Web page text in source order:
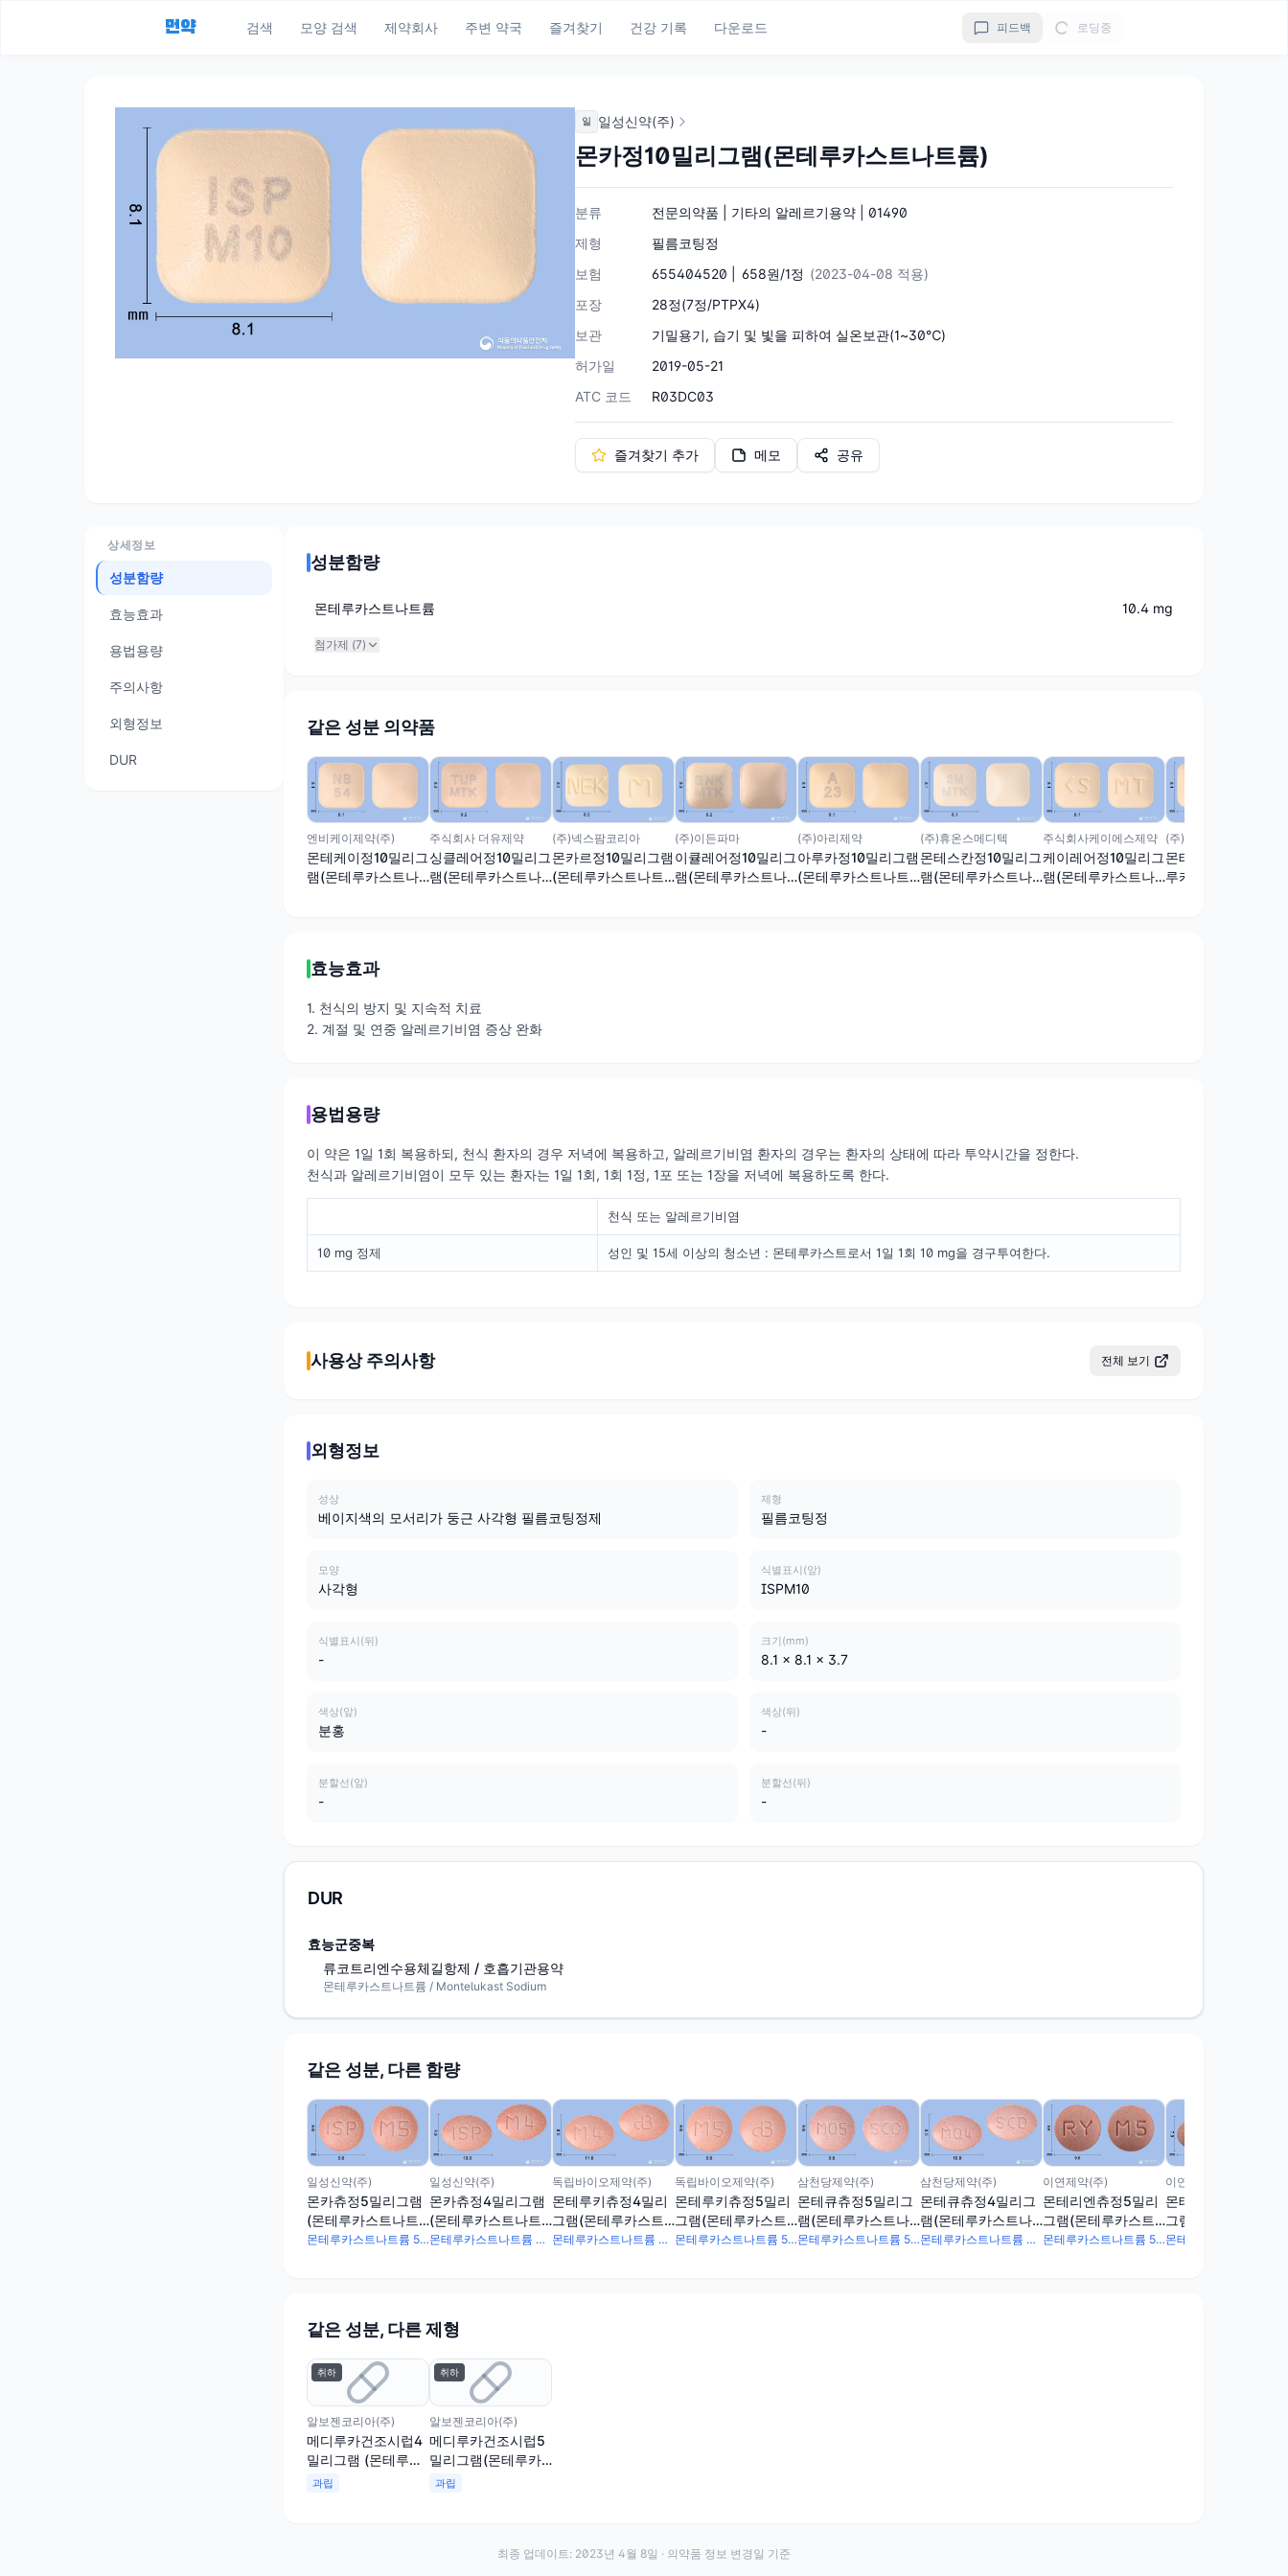
먼약 검색 모양 검색 제약회사 주변 약국 즐겨찾기 건강 기록 다운로드 피드백 로딩중
일 일성신약(주)
몬카정10밀리그램(몬테루카스트나트륨)
분류
전문의약품 | 기타의 알레르기용약 | 01490
제형
필름코팅정
보험
655404520 | 658원/1정 (2023-04-08 적용)
포장
28정(7정/PTPX4)
보관
기밀용기, 습기 및 빛을 피하여 실온보관(1~30℃)
허가일
2019-05-21
ATC 코드
R03DC03
즐겨찾기 추가 메모 공유
상세정보
성분함량
효능효과
용법용량
주의사항
외형정보
DUR
성분함량
몬테루카스트나트륨 10.4 mg
첨가제 (7)
같은 성분 의약품
엔비케이제약(주)
몬테케이정10밀리그
램(몬테루카스트나
주식회사 더유제약
싱클레어정10밀리그
램(몬테루카스트나
(주)넥스팜코리아
몬카르정10밀리그램
(몬테루카스트나트
(주)이든파마
이큘레어정10밀리그
램(몬테루카스트나
(주)아리제약
아루카정10밀리그램
(몬테루카스트나트
(주)휴온스메디텍
몬테스칸정10밀리그
램(몬테루카스트나
주식회사케이에스제약
케이레어정10밀리그
램(몬테루카스트나
(주)마더스제약
몬테엠정10mg(몬테
루카스트나트륨)
효능효과
1. 천식의 방지 및 지속적 치료
2. 계절 및 연중 알레르기비염 증상 완화
용법용량
이 약은 1일 1회 복용하되, 천식 환자의 경우 저녁에 복용하고, 알레르기비염 환자의 경우는 환자의 상태에 따라 투약시간을 정한다.
천식과 알레르기비염이 모두 있는 환자는 1일 1회, 1회 1정, 1포 또는 1장을 저녁에 복용하도록 한다.
천식 또는 알레르기비염
10 mg 정제 성인 및 15세 이상의 청소년 : 몬테루카스트로서 1일 1회 10 mg을 경구투여한다.
사용상 주의사항 전체 보기
외형정보
성상
베이지색의 모서리가 둥근 사각형 필름코팅정제
제형
필름코팅정
모양
사각형
식별표시(앞)
ISPM10
식별표시(뒤)
-
크기(mm)
8.1 x 8.1 x 3.7
색상(앞)
분홍
색상(뒤)
-
분할선(앞)
-
분할선(뒤)
-
DUR
효능군중복
류코트리엔수용체길항제 / 호흡기관용약
몬테루카스트나트륨 / Montelukast Sodium
같은 성분, 다른 함량
일성신약(주)
몬카츄정5밀리그램
(몬테루카스트나트
륨)
몬테루카스트나트륨 5.2mg
일성신약(주)
몬카츄정4밀리그램
(몬테루카스트나트
륨)
몬테루카스트나트륨 4.16mg
독립바이오제약(주)
몬테루키츄정4밀리
그램(몬테루카스트
나트륨)
몬테루카스트나트륨 4.16mg
독립바이오제약(주)
몬테루키츄정5밀리
그램(몬테루카스트
나트륨)
몬테루카스트나트륨 5.2mg
삼천당제약(주)
몬테큐츄정5밀리그
램(몬테루카스트나
트륨)
몬테루카스트나트륨 5.2mg
삼천당제약(주)
몬테큐츄정4밀리그
램(몬테루카스트나
트륨)
몬테루카스트나트륨 4.16mg
이연제약(주)
몬테리엔츄정5밀리
그램(몬테루카스트
나트륨)
몬테루카스트나트륨 5.2mg
이연제약(주)
몬테리엔츄정4밀리
그램(몬테루카스트
나트륨)
같은 성분, 다른 제형
취하
알보젠코리아(주)
메디루카건조시럽4
밀리그램 (몬테루카
스트나트륨)
과립
취하
알보젠코리아(주)
메디루카건조시럽5
밀리그램(몬테루카
스트나트륨)
과립
최종 업데이트: 2023년 4월 8일 · 의약품 정보 변경일 기준